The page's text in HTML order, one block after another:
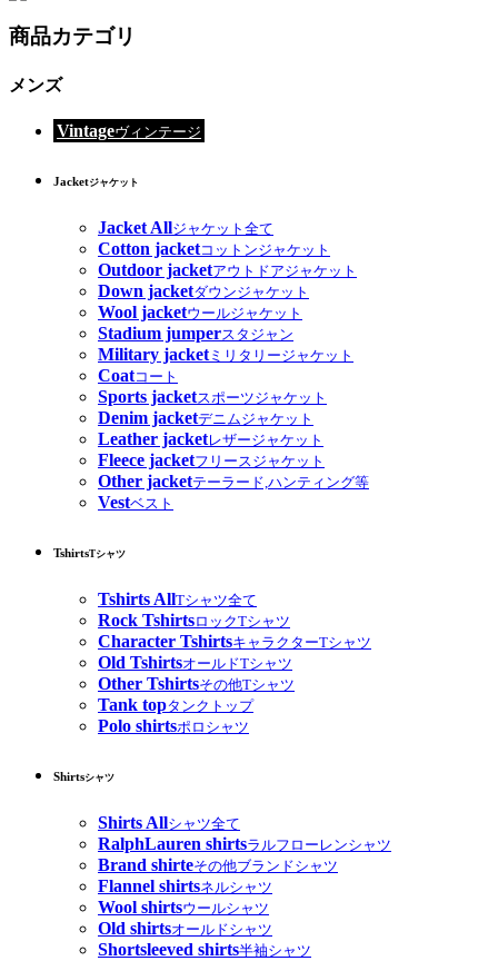
商品カテゴリ
メンズ
Vintageヴィンテージ
Jacketジャケット
Jacket Allジャケット全て
Cotton jacketコットンジャケット
Outdoor jacketアウトドアジャケット
Down jacketダウンジャケット
Wool jacketウールジャケット
Stadium jumperスタジャン
Military jacketミリタリージャケット
Coatコート
Sports jacketスポーツジャケット
Denim jacketデニムジャケット
Leather jacketレザージャケット
Fleece jacketフリースジャケット
Other jacketテーラード,ハンティング等
Vestベスト
TshirtsTシャツ
Tshirts AllTシャツ全て
Rock TshirtsロックTシャツ
Character TshirtsキャラクターTシャツ
Old TshirtsオールドTシャツ
Other Tshirtsその他Tシャツ
Tank topタンクトップ
Polo shirtsポロシャツ
Shirtsシャツ
Shirts Allシャツ全て
RalphLauren shirtsラルフローレンシャツ
Brand shirteその他ブランドシャツ
Flannel shirtsネルシャツ
Wool shirtsウールシャツ
Old shirtsオールドシャツ
Shortsleeved shirts半袖シャツ